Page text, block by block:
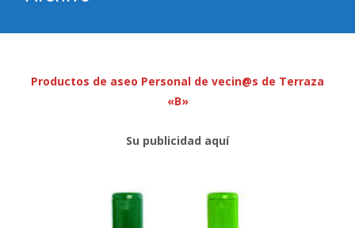
Productos de aseo Personal de vecin@s de Terraza
«B»
Su publicidad aquí